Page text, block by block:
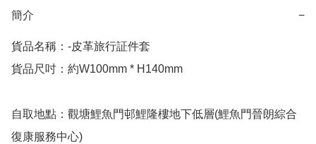
簡介 −
貨品名稱：-皮革旅行証件套
貨品尺吋：約W100mm * H140mm
自取地點：觀塘鯉魚門邨鯉隆樓地下低層(鯉魚門晉朗綜合
復康服務中心)